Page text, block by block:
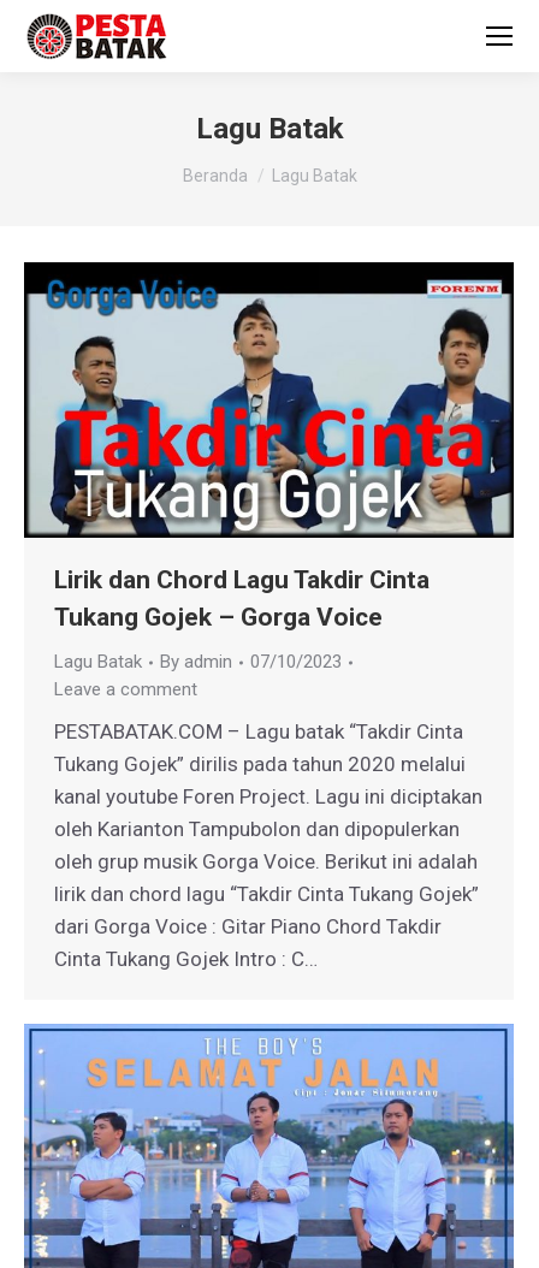
Lagu Batak
You are here:
Beranda Lagu Batak
Lirik dan Chord Lagu Takdir Cinta
Tukang Gojek – Gorga Voice
Lagu Batak By admin
07/10/2023
Leave a comment
PESTABATAK.COM – Lagu batak “Takdir Cinta
Tukang Gojek” dirilis pada tahun 2020 melalui
kanal youtube Foren Project. Lagu ini diciptakan
oleh Karianton Tampubolon dan dipopulerkan
oleh grup musik Gorga Voice. Berikut ini adalah
lirik dan chord lagu “Takdir Cinta Tukang Gojek”
dari Gorga Voice : Gitar Piano Chord Takdir
Cinta Tukang Gojek Intro : C…